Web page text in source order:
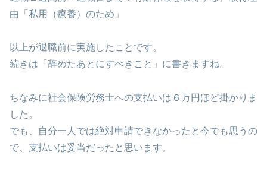
由「私用（療養）のため」
以上が退職前に実施したことです。
続きは「辞めたあとにすべきこと」に書きますね。
ちなみに社会保険労務士への支払いは６万円ほど掛かりま
した。
でも、自分一人では絶対申請できなかったと今でも思うの
で、支払いは妥当だったと思います。